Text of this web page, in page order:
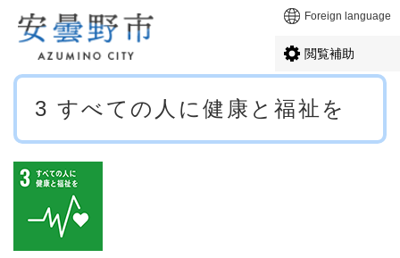
メニューを飛ばして本文へ Foreign language
閲覧補助
本
3 すべての人に健康と福祉を